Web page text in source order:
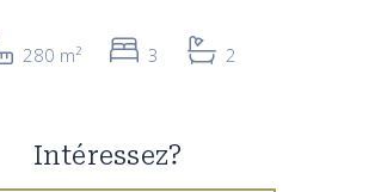
280 m² 3 2
Intéressez?